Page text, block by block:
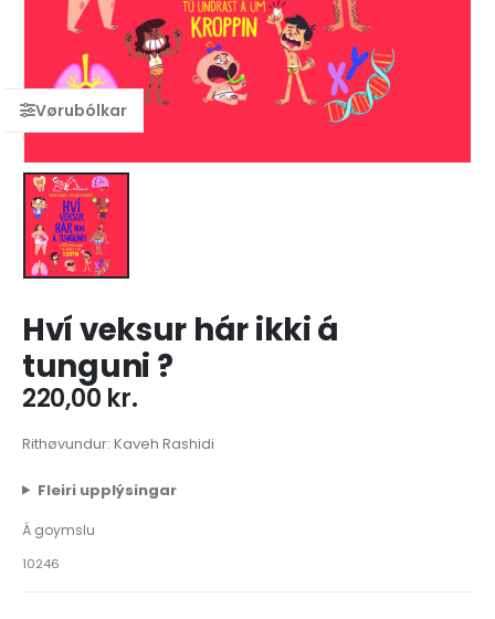
Hví veksur hár ikki á
tunguni ?
220,00 kr.
Rithøvundur: Kaveh Rashidi
Fleiri upplýsingar
Á goymslu
10246